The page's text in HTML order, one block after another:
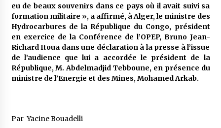
Rencontre nocturne dans le désert (Un conte
touareg)
5 ans ago
Un conte targui/ Quand la tête est vide
5 ans ago
5 ans ago
eu de beaux souvenirs dans ce pays où il avait suivi sa
formation militaire », a affirmé, à Alger, le ministre des
Hydrocarbures de la République du Congo, président
en exercice de la Conférence de l’OPEP, Bruno Jean-
Richard Itoua dans une déclaration à la presse à l’issue
de l’audience que lui a accordée le président de la
République, M. Abdelmadjid Tebboune, en présence du
ministre de l’Energie et des Mines, Mohamed Arkab.
Par Yacine Bouadelli